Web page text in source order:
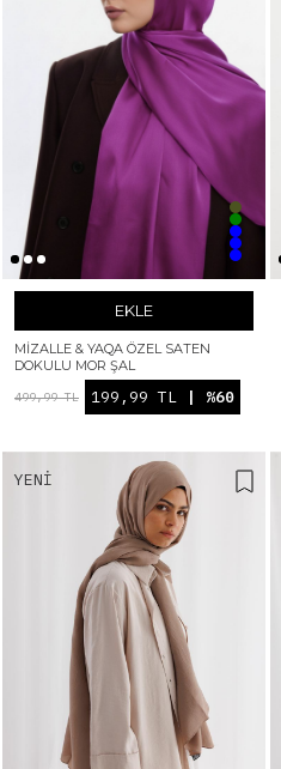
EKLE
MIZALLE & YAQA ÖZEL SATEN
DOKULU MOR ŞAL
499,99 TL 199,99 TL | %60
YENI